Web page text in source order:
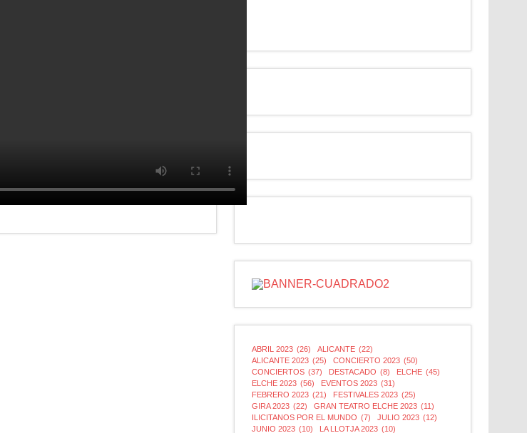
ABRIL 2023 (26) ALICANTE (22)
ALICANTE 2023 (25) CONCIERTO 2023 (50)
CONCIERTOS (37) DESTACADO (8) ELCHE (45)
ELCHE 2023 (56) EVENTOS 2023 (31)
FEBRERO 2023 (21) FESTIVALES 2023 (25)
GIRA 2023 (22) GRAN TEATRO ELCHE 2023 (11)
ILICITANOS POR EL MUNDO (7) JULIO 2023 (12)
JUNIO 2023 (10) LA LLOTJA 2023 (10)